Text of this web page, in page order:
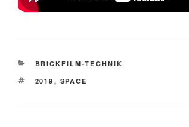
KATEGORIEN
BRICKFILM-TECHNIK
SCHLAGWÖRTER
2019 , SPACE